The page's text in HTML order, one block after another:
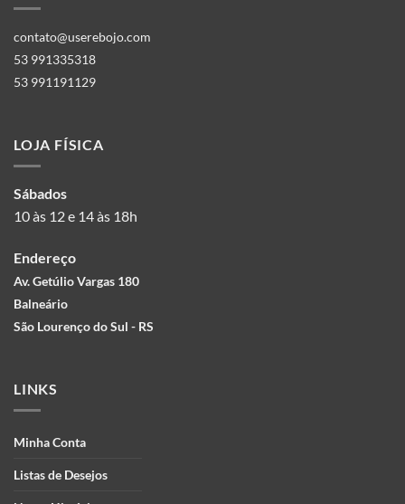
contato@userebojo.com
53 991335318
53 991191129
LOJA FÍSICA
Sábados
10 às 12 e 14 às 18h
Endereço
Av. Getúlio Vargas 180
Balneário
São Lourenço do Sul - RS
LINKS
Minha Conta
Listas de Desejos